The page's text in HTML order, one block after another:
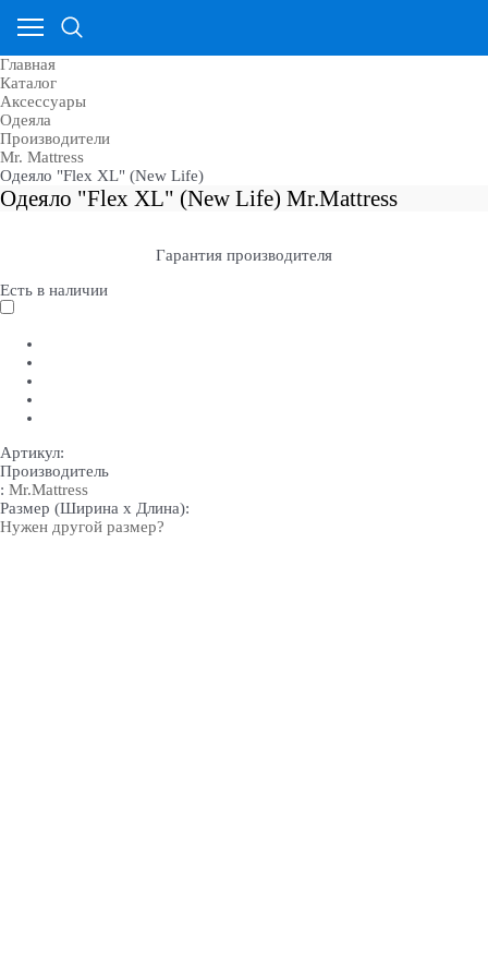
Главная
Каталог
Аксессуары
Одеяла
Производители
Mr. Mattress
Одеяло "Flex XL" (New Life)
Одеяло "Flex XL" (New Life) Mr.Mattress
Гарантия производителя
Есть в наличии
Артикул:
Производитель
: Mr.Mattress
Размер (Ширина х Длина):
Нужен другой размер?